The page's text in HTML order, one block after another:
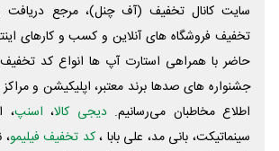
سایت کانال تخفیف (آف چنل)، مرجع دریافت
تخفیف فروشگاه های آنلاین و کسب و‌ کارهای
حاضر با همراهی استارت آپ ها انواع کد
جشنواره های صدها برند معتبر، اپلیکیشن و
اطلاع مخاطبان می‌رسانیم. دیجی کالا، اسنپ،
سینماتیکت، بانی مد، علی‌ بابا ،کد تخفیف فیلیمو،